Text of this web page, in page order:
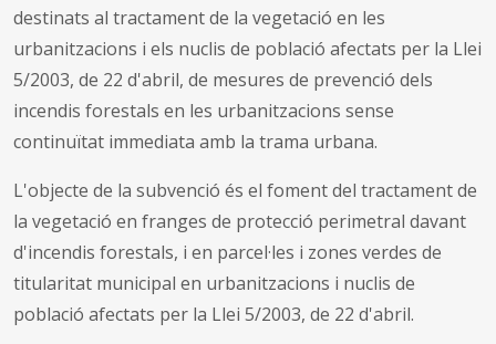
destinats al tractament de la vegetació en les
urbanitzacions i els nuclis de població afectats per la Llei
5/2003, de 22 d'abril, de mesures de prevenció dels
incendis forestals en les urbanitzacions sense
continuïtat immediata amb la trama urbana.
L'objecte de la subvenció és el foment del tractament de
la vegetació en franges de protecció perimetral davant
d'incendis forestals, i en parcel·les i zones verdes de
titularitat municipal en urbanitzacions i nuclis de
població afectats per la Llei 5/2003, de 22 d'abril.